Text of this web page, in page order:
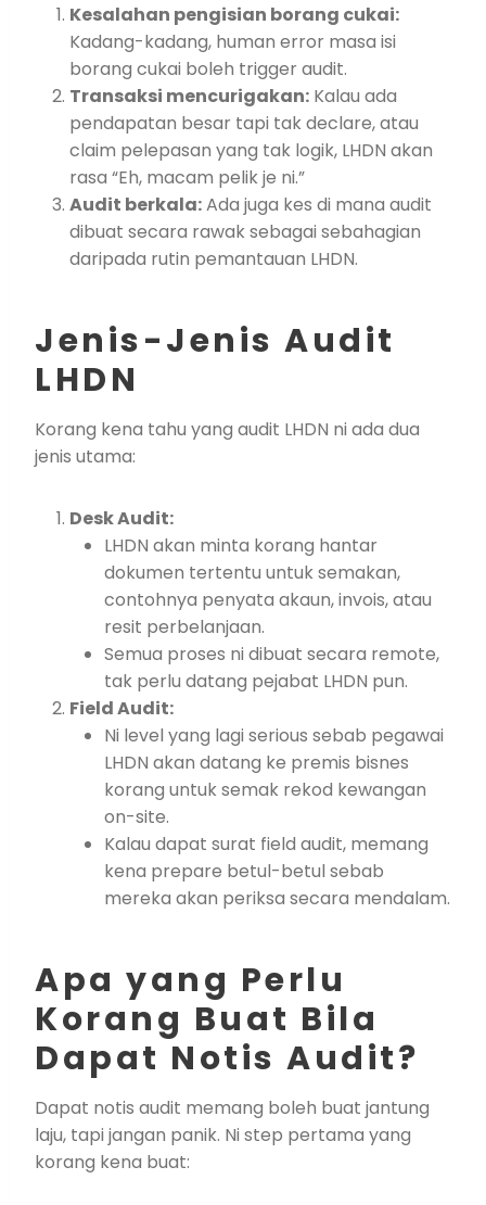
Kesalahan pengisian borang cukai:
Kadang-kadang, human error masa isi
borang cukai boleh trigger audit.
Transaksi mencurigakan: Kalau ada
pendapatan besar tapi tak declare, atau
claim pelepasan yang tak logik, LHDN akan
rasa “Eh, macam pelik je ni.”
Audit berkala:Ada juga kes di mana audit
dibuat secara rawak sebagai sebahagian
daripada rutin pemantauan LHDN.
Jenis-Jenis Audit
LHDN
Korang kena tahu yang audit LHDN ni ada dua
jenis utama:
Desk Audit:
LHDN akan minta korang hantar
dokumen tertentu untuk semakan,
contohnya penyata akaun, invois, atau
resit perbelanjaan.
Semua proses ni dibuat secara remote,
tak perlu datang pejabat LHDN pun.
Field Audit:
Ni level yang lagi serious sebab pegawai
LHDN akan datang ke premis bisnes
korang untuk semak rekod kewangan
on-site.
Kalau dapat surat field audit, memang
kena prepare betul-betul sebab
mereka akan periksa secara mendalam.
Apa yang Perlu
Korang Buat Bila
Dapat Notis Audit?
Dapat notis audit memang boleh buat jantung
laju, tapi jangan panik. Ni step pertama yang
korang kena buat: